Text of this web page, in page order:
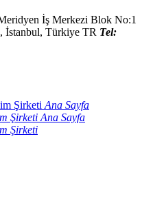
İş Merkezi Blok No:1
İstanbul, Türkiye TR Tel:
Ana Sayfa
Ana Sayfa